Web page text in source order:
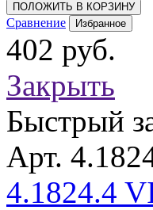
ПОЛОЖИТЬ В КОРЗИНУ
Сравнение Избранное
402 руб.
Закрыть
Быстрый
Арт.
4.1824.4